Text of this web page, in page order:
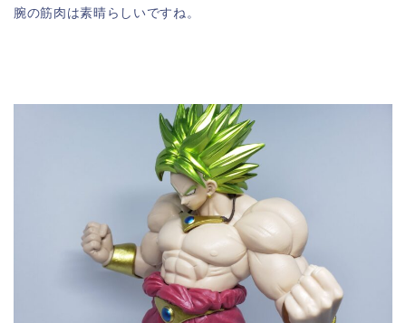
腕の筋肉は素晴らしいですね。